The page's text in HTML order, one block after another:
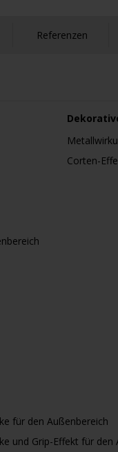
Referenzen
Corten-
für den Außenbereich
und Grip-Effekt für den